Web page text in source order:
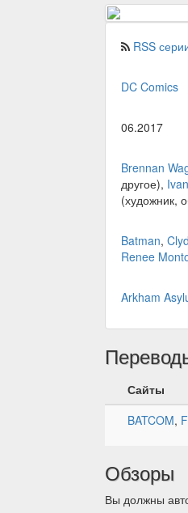
RSS
DC Comics
06.2017
Brennan
другое),
(художник,
Batman,
Renee
Arkham
Сайты
BATCOM,
Обзоры
Вы должны